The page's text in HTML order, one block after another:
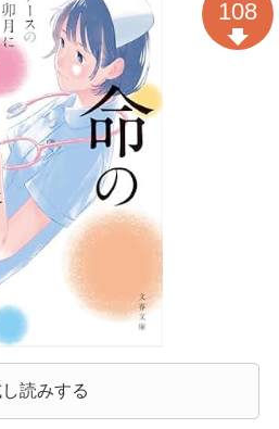
読みする
108